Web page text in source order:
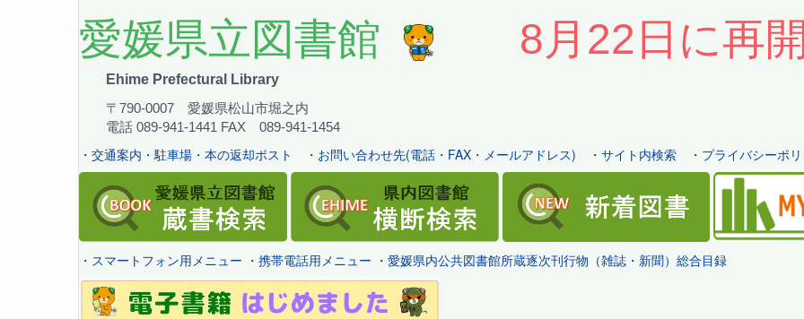
愛媛県立図書館 8月22日に再
Ehime Prefectural Library
〒790-0007 愛媛県松山市堀之内
電話 089-941-1441 FAX 089-941-1454
・ 交通案内・駐車場・本の返却ポスト ・ お問い合わせ先(電話・FAX・メールアドレス) ・ サイト内検索 ・ プライバシーポ
・ スマートフォン用メニュー ・ 携帯電話用メニュー ・ 愛媛県内公共図書館所蔵逐次刊行物（雑誌・新聞）総合目録